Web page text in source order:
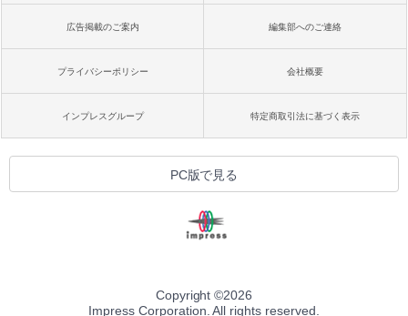
広告掲載のご案内 編集部へのご連絡
プライバシーポリシー 会社概要
インプレスグループ 特定商取引法に基づく表示
PC版で見る
Copyright ©2026
Impress Corporation. All rights reserved.